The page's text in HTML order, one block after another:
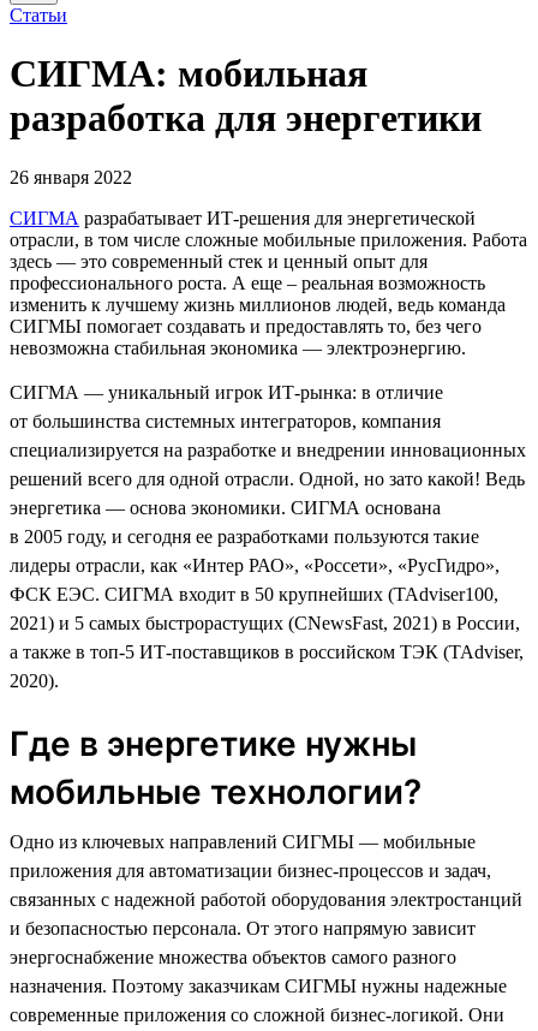
Статьи
СИГМА: мобильная
разработка для энергетики
26 января 2022
СИГМА разрабатывает ИТ-решения для энергетической
отрасли, в том числе сложные мобильные приложения. Работа
здесь — это современный стек и ценный опыт для
профессионального роста. А еще – реальная возможность
изменить к лучшему жизнь миллионов людей, ведь команда
СИГМЫ помогает создавать и предоставлять то, без чего
невозможна стабильная экономика — электроэнергию.
СИГМА — уникальный игрок ИТ-рынка: в отличие
от большинства системных интеграторов, компания
специализируется на разработке и внедрении инновационных
решений всего для одной отрасли. Одной, но зато какой! Ведь
энергетика — основа экономики. СИГМА основана
в 2005 году, и сегодня ее разработками пользуются такие
лидеры отрасли, как «Интер РАО», «Россети», «РусГидро»,
ФСК ЕЭС. СИГМА входит в 50 крупнейших (TAdviser100,
2021) и 5 самых быстрорастущих (CNewsFast, 2021) в России,
а также в топ-5 ИТ-поставщиков в российском ТЭК (TAdviser,
2020).
Где в энергетике нужны
мобильные технологии?
Одно из ключевых направлений СИГМЫ — мобильные
приложения для автоматизации бизнес-процессов и задач,
связанных с надежной работой оборудования электростанций
и безопасностью персонала. От этого напрямую зависит
энергоснабжение множества объектов самого разного
назначения. Поэтому заказчикам СИГМЫ нужны надежные
современные приложения со сложной бизнес-логикой. Они